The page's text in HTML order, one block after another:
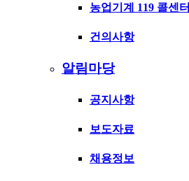
농업기계 119 콜센터
건의사항
알림마당
공지사항
보도자료
채용정보